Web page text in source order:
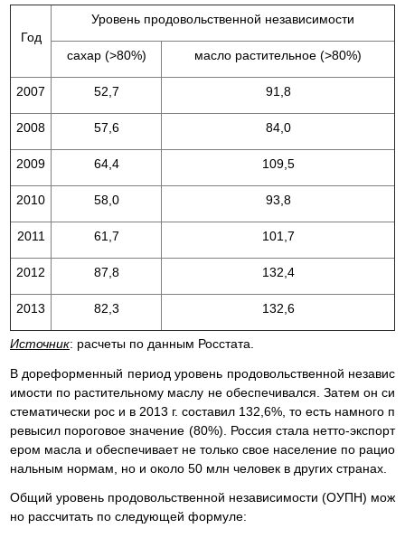
Год
Уровень продовольственной независимости
сахар (>80%) масло растительное (>80%)
2007 52,7 91,8
2008 57,6 84,0
2009 64,4 109,5
2010 58,0 93,8
2011 61,7 101,7
2012 87,8 132,4
2013 82,3 132,6
Источник: расчеты по данным Росстата.
В дореформенный период уровень продовольственной независ
имости по растительному маслу не обеспечивался. Затем он си
стематически рос и в 2013 г. составил 132,6%, то есть намного п
ревысил пороговое значение (80%). Россия стала нетто-экспорт
ером масла и обеспечивает не только свое население по рацио
нальным нормам, но и около 50 млн человек в других странах.
Общий уровень продовольственной независимости (ОУПН) мож
но рассчитать по следующей формуле: